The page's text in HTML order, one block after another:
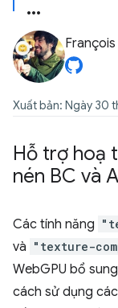
Xuất bản: Ngày 30
Hỗ trợ hoạ
nén BC và
Các tính năng
và "texture-
WebGPU bổ
cách sử dụng